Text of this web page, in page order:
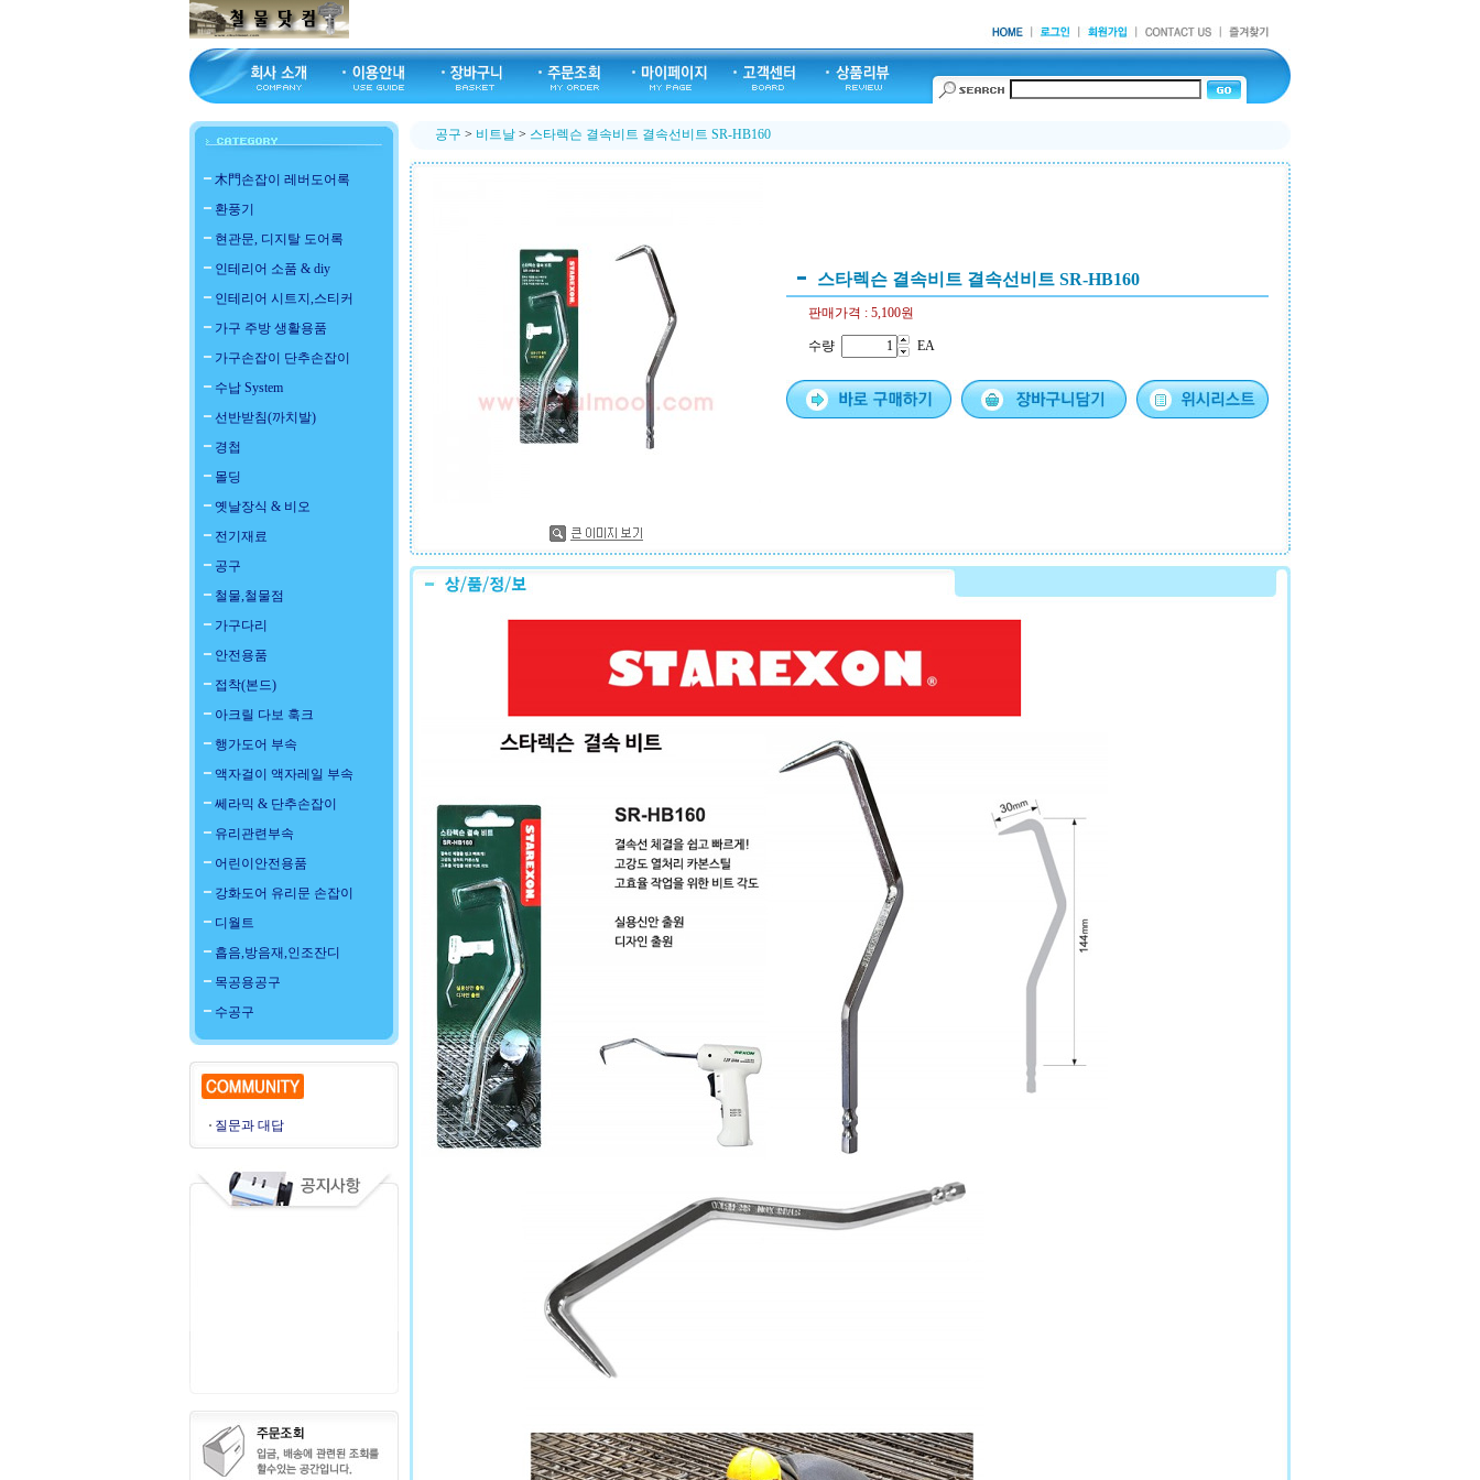
木門손잡이 레버도어록
환풍기
현관문, 디지탈 도어록
인테리어 소품 & diy
인테리어 시트지,스티커
가구 주방 생활용품
가구손잡이 단추손잡이
수납 System
선반받침(까치발)
경첩
몰딩
옛날장식 & 비오
전기재료
공구
철물,철물점
가구다리
안전용품
접착(본드)
아크릴 다보 훅크
행가도어 부속
액자걸이 액자레일 부속
쎄라믹 & 단추손잡이
유리관련부속
어린이안전용품
강화도어 유리문 손잡이
디월트
흡음,방음재,인조잔디
목공용공구
수공구
질문과 대답
공구 > 비트날 > 스타렉슨 결속비트 결속선비트 SR-HB160
스타렉슨 결속비트 결속선비트 SR-HB160
판매가격 : 5,100원
수량 EA